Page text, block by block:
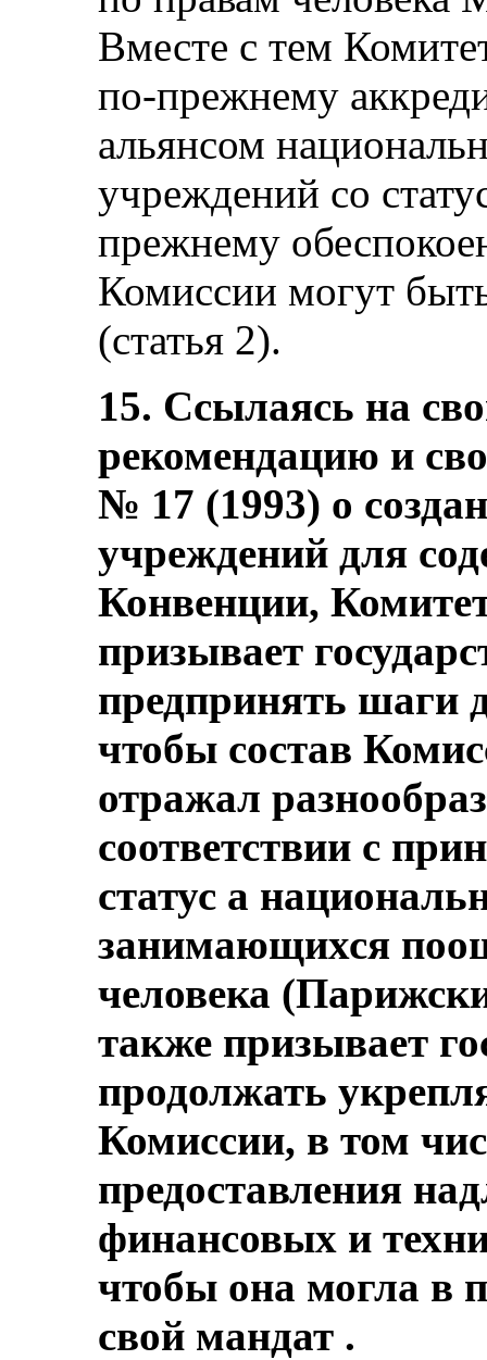
Вместе с тем
по-прежнему
альянсом
учреждений со
прежнему
Комиссии могут
(статья 2).
15. Ссылаясь на
рекомендацию и
№ 17 (1993) о
учреждений для
Конвенции,
призывает
предпринять шаги
чтобы состав
отражал
соответствии с
статус а
занимающихся
человека
также призывает
продолжать
Комиссии, в том
предоставления
финансовых и
чтобы она могла в
свой мандат .